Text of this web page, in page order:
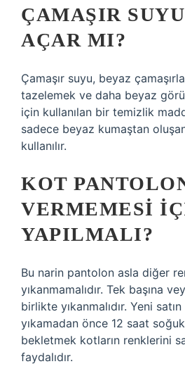
ÇAMAŞIR
AÇAR MI?
Çamaşır suyu, beyaz
tazelemek ve daha beyaz
için kullanılan bir temizlik
sadece beyaz kumaştan
kullanılır.
KOT
VERMEMESI
YAPILMALI?
Bu narin pantolon asla diğer
yıkanmamalıdır. Tek başına
birlikte yıkanmalıdır. Yeni
yıkamadan önce 12 saat
bekletmek kotların renklerini
faydalıdır.